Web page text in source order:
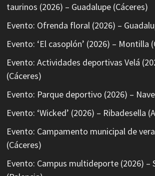
taurinos (2026) – Guadalupe (Cáceres)
Evento: Ofrenda floral (2026) –
Evento: ‘El casoplón’ (2026) – Montilla
Evento: Actividades deportivas Velá
(Cáceres)
Evento: Parque deportivo (2026) –
Evento: ‘Wicked’ (2026) – Ribadesella
Evento: Campamento municipal de
(Cáceres)
Evento: Campus multideporte (2026) –